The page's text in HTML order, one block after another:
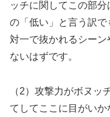
ッチに関してこの部
の「低い」と言う訳
対一で抜かれるシー
ないはずです。
（2）攻撃力がボヌッ
てしてここに目がいか